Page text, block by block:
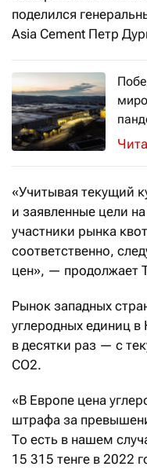
поделился
Asia Cement Петр
Он
«Учитывая текущий
и заявленные цели
участники рынка
соответственно,
цен», — продолжает
Рынок западных
углеродных единиц
в десятки раз — с
CO2.
«В Европе цена
штрафа за
То есть в нашем
15 315 тенге в 2022